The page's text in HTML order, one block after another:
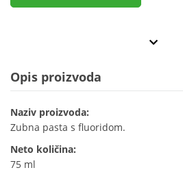
Opis proizvoda
Naziv proizvoda:
Zubna pasta s fluoridom.
Neto količina:
75 ml